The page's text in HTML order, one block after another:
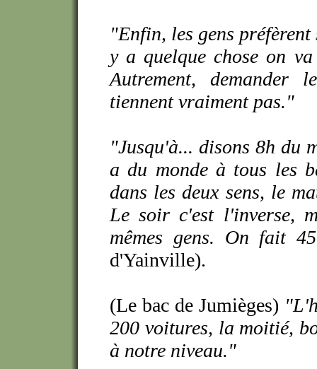
"Enfin, les gens
y a quelque chose on
Autrement,
tiennent vraiment pas."
"Jusqu'à... disons 8h du
a du monde à tous les
dans les deux sens, le
Le soir c'est l'inverse,
mêmes gens. On fait
d'Yainville).
(Le bac de Jumièges)
200 voitures, la moitié,
à notre niveau."